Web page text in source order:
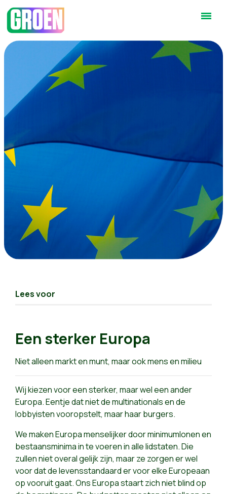
Lees voor
Een sterker Europa
Niet alleen markt en munt, maar ook mens en milieu
Wij kiezen voor een sterker, maar wel een ander
Europa. Eentje dat niet de multinationals en de
lobbyisten vooropstelt, maar haar burgers.
We maken Europa menselijker door minimumlonen en
bestaansminima in te voeren in alle lidstaten. Die
zullen niet overal gelijk zijn, maar ze zorgen er wel
voor dat de levensstandaard er voor elke Europeaan
op vooruit gaat. Ons Europa staart zich niet blind op